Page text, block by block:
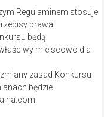
Regulaminem stosuje
prawa.
będą
miejscowo dla
zasad Konkursu
będzie